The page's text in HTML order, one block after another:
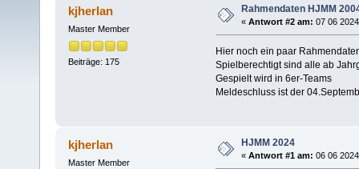
kjherlan
Master Member
Beiträge: 175
Rahmendaten HJMM
« Antwort #2 am: 07 06
Hier noch ein paar
Spielberechtigt sind alle ab
Gespielt wird in 6er-Teams
Meldeschluss ist der
kjherlan
Master Member
HJMM 2024
« Antwort #1 am: 06 06